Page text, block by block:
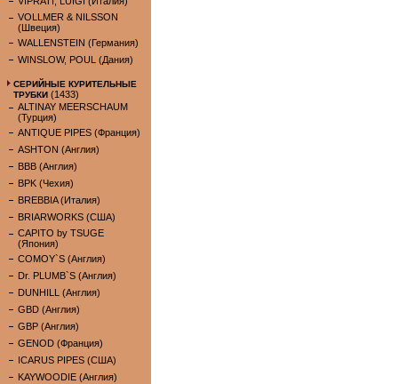
VOLLMER & NILSSON
(Швеция)
WALLENSTEIN (Германия)
WINSLOW, POUL (Дания)
СЕРИЙНЫЕ КУРИТЕЛЬНЫЕ
ТРУБКИ (1433)
ALTINAY MEERSCHAUM
(Турция)
ANTIQUE PIPES (Франция)
ASHTON (Англия)
BBB (Англия)
BPK (Чехия)
BREBBIA (Италия)
BRIARWORKS (США)
CAPITO by TSUGE
(Япония)
COMOY`S (Англия)
Dr. PLUMB`S (Англия)
DUNHILL (Англия)
GBD (Англия)
GBP (Англия)
GENOD (Франция)
ICARUS PIPES (США)
KAYWOODIE (Англия)